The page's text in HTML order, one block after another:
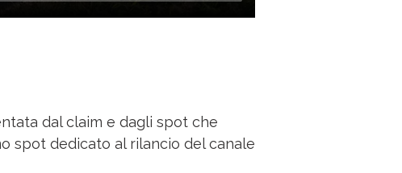
dal claim e dagli spot che
spot dedicato al rilancio del canale